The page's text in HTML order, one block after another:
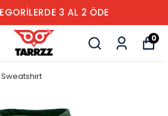
3 AL 2 ÖDE
0
Sweatshirt